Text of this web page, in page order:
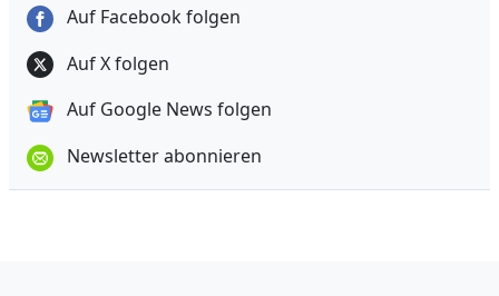
Auf Facebook folgen
Auf X folgen
Auf Google News folgen
Newsletter abonnieren